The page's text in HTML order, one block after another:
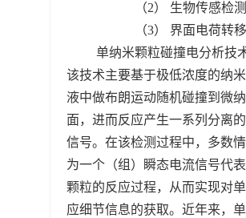
（2） 生物传感检测
（3） 界面电荷转
单纳米颗粒碰撞电分析技
该技术主要基于极低浓度的纳
液中做布朗运动随机碰撞到微
面，进而反应产生一系列分离
信号。在该检测过程中，多数
为一个（组）瞬态电流信号代
颗粒的反应过程，从而实现对
应细节信息的获取。近年来，